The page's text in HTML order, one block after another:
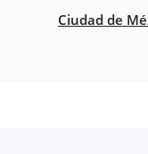
Ciudad de